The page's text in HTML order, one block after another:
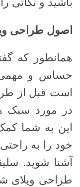
اصول طراحی
همانطور که
حساس و مهمی
است قبل از
در مورد سبک
این به شما
خود را به
آشنا شوید.
طراحی ویلای